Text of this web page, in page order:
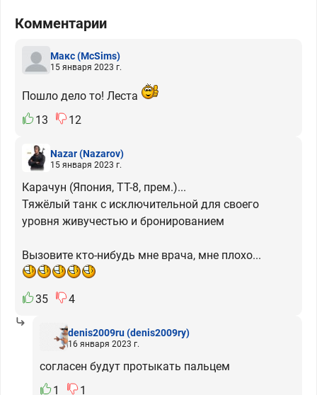
Комментарии
Макс(McSims)
15 января 2023 г.
Пошло дело то! Леста
13
12
Nazar(Nazarov)
15 января 2023 г.
Карачун (Япония, ТТ-8, прем.)...
Тяжёлый танк с исключительной для своего
уровня живучестью и бронированием
Вызовите кто-нибудь мне врача, мне плохо...
35 4
denis2009ru(denis2009ry)
16 января 2023 г.
согласен будут протыкать пальцем
1
1